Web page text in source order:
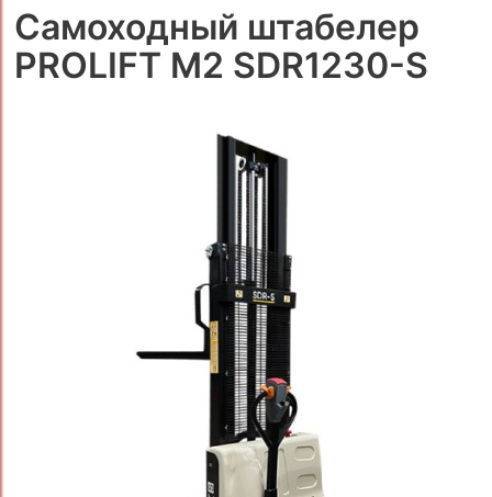
Самоходный штабелер
PROLIFT M2 SDR1230-S